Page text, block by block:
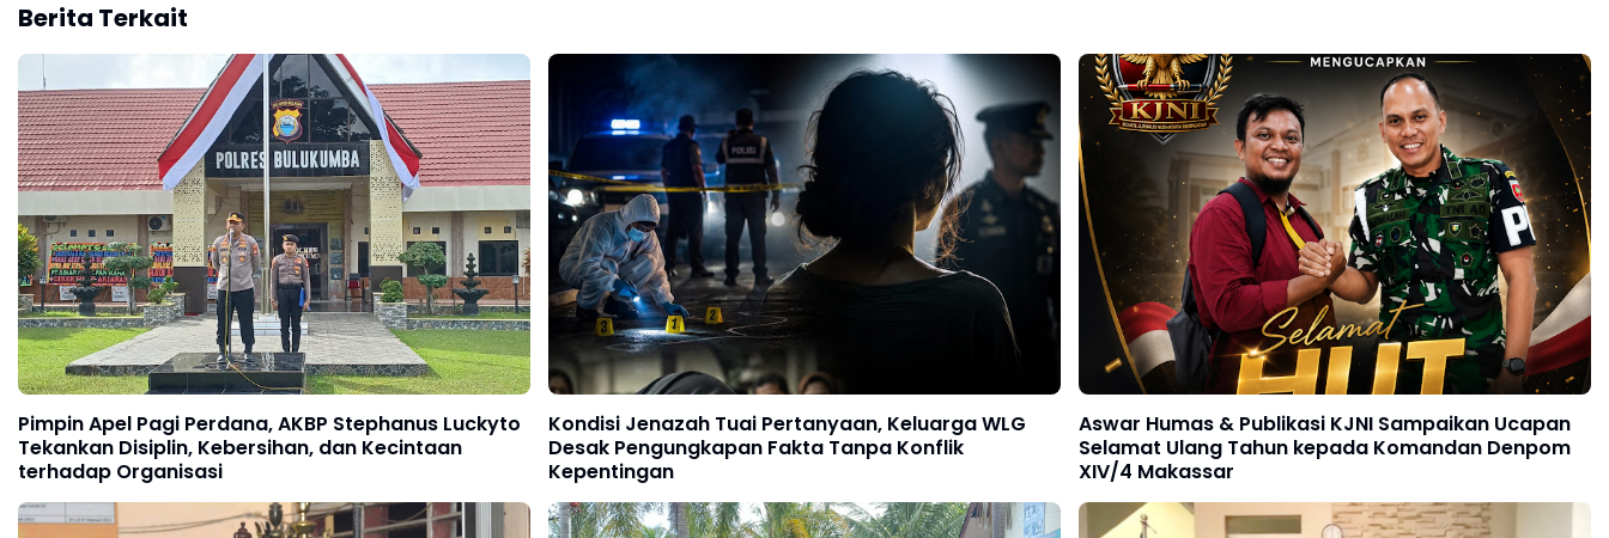
Berita Terkait
Pimpin Apel Pagi Perdana, AKBP Stephanus Luckyto
Tekankan Disiplin, Kebersihan, dan Kecintaan
terhadap Organisasi
Kondisi Jenazah Tuai Pertanyaan, Keluarga WLG
Desak Pengungkapan Fakta Tanpa Konflik
Kepentingan
Aswar Humas & Publikasi KJNI Sampaikan Ucapan
Selamat Ulang Tahun kepada Komandan Denpom
XIV/4 Makassar